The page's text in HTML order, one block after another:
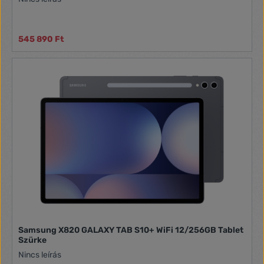
545 890 Ft
Samsung X820 GALAXY TAB S10+ WiFi 12/256GB Tablet
Szürke
Nincs leírás